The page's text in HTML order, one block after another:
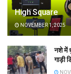
High Square
NOVEMBER 1, 2025
नशे में
गाड़ी